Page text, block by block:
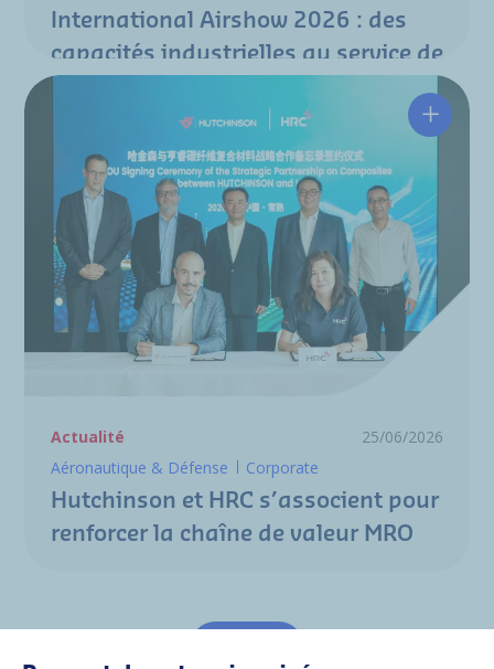
International Airshow 2026 : des
capacités industrielles au service de
programmes aéronautiques
Actualité
25/06/2026
Aéronautique & Défense
Corporate
Hutchinson et HRC s’associent pour
renforcer la chaîne de valeur MRO